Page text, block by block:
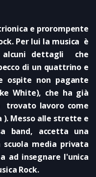
e prorompente
Per lui la musica è
dettagli che
di un quattrino e
ospite non pagante
White), che ha già
trovato lavoro come
). Messo alle strette e
band, accetta una
media privata
ad insegnare l'unica
Rock.